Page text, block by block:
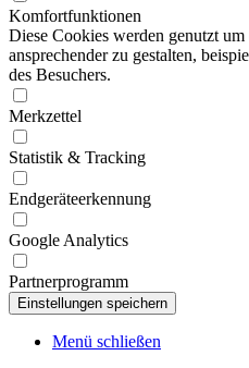
Komfortfunktionen
Diese Cookies werden genutzt
ansprechender zu gestalten,
des Besuchers.
Merkzettel
Statistik & Tracking
Endgeräteerkennung
Google Analytics
Partnerprogramm
Menü schließen